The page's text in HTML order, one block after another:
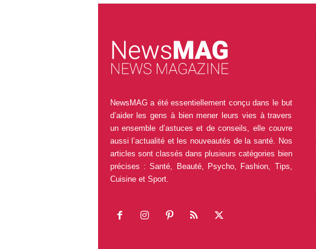
NewsMAG a été essentiellement conçu dans le but
d’aider les gens à bien mener leurs vies à travers
un ensemble d’astuces et de conseils, elle couvre
aussi l’actualité et les nouveautés de la santé. Nos
articles sont classés dans plusieurs catégories bien
précises : Santé, Beauté, Psycho, Fashion, Tips,
Cuisine et Sport.